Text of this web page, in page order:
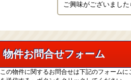
ご興味がございまし
物件お問合せフォーム
この物件に関するお問合せは下記のフォーム